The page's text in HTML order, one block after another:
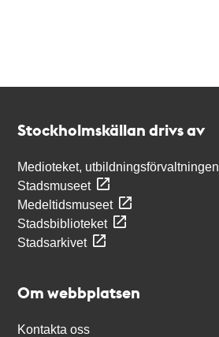
Stockholmskällan drivs av
Medioteket, utbildningsförvaltningen
Stadsmuseet
Medeltidsmuseet
Stadsbiblioteket
Stadsarkivet
Om webbplatsen
Kontakta oss